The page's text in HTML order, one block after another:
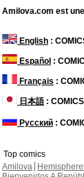
Amilova.com est
English :
Español :
Français :
日本語:
Русский :
Top comics
Amilova